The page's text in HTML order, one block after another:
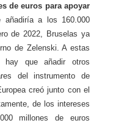
de euros para apoyar
a los 160.000
de 2022, Bruselas ya
de Zelenski. A estas
hay que añadir otros
del instrumento de
creó junto con el
de los intereses
millones de euros